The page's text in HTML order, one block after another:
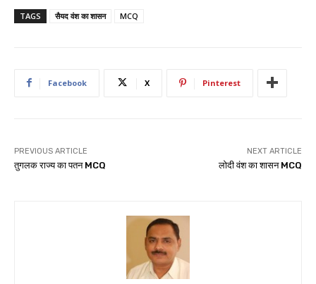
TAGS सैयद वंश का शासन MCQ
Facebook X Pinterest
PREVIOUS ARTICLE
तुगलक राज्य का पतन MCQ
NEXT ARTICLE
लोदी वंश का शासन MCQ